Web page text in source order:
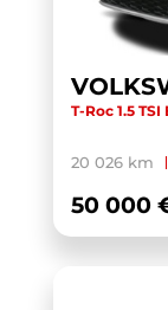
TOURAN
TOURAN
TRANSIT
TRANSIT
T-Roc 1.5
20 026 km
50 000